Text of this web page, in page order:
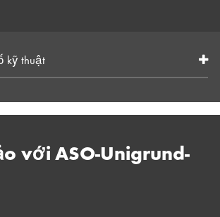
kỹ thuật
với ASO-Unigrund-